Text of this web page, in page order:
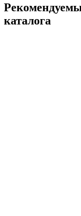
каталога